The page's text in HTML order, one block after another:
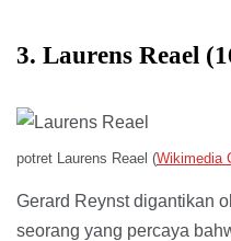
3. Laurens Reael
potret Laurens Reael (Wikimedia
Gerard Reynst digantikan
seorang yang percaya